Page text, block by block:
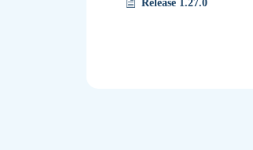
Release 1.27.0